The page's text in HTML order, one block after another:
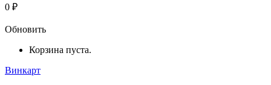
0 ₽
Обновить
Корзина пуста.
Винкарт